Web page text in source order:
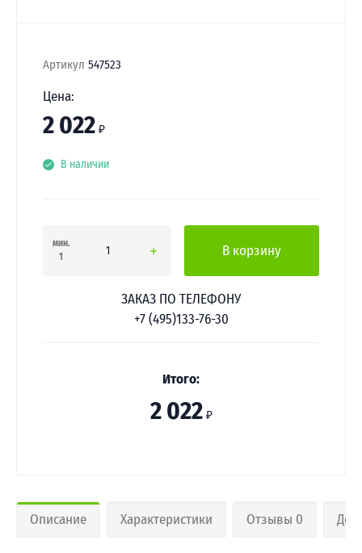
Артикул 547523
Цена:
2 022 ₽
В наличии
мин.
1
В корзину
ЗАКАЗ ПО ТЕЛЕФОНУ
+7 (495)133-76-30
Итого:
2 022 ₽
Описание Характеристики Отзывы 0